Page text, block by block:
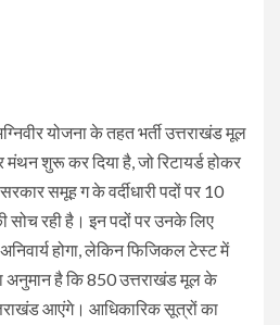
योजना के तहत भर्ती उत्तराखंड मूल
मंथन शुरू कर दिया है, जो रिटायर्ड होकर
समूह ग के वर्दीधारी पदों पर 10
सोच रही है। इन पदों पर उनके लिए
होगा, लेकिन फिजिकल टेस्ट में
अनुमान है कि 850 उत्तराखंड मूल के
आएंगे। आधिकारिक सूत्रों का